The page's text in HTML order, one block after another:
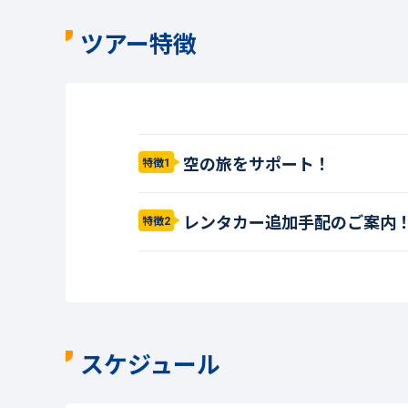
ツアー特徴
特徴1 空の旅をサポート！
特徴2 レンタカー追加手配のご案内
スケジュール